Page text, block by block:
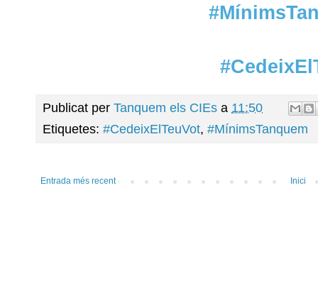
Publicat per Tanquem els CIEs a 11:50
Etiquetes: #CedeixElTeuVot, #MínimsTanquem
Entrada més recent Inici